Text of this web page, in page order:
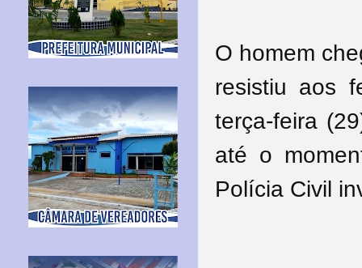
O homem
resistiu aos
terça-feira
até o
Polícia Civil